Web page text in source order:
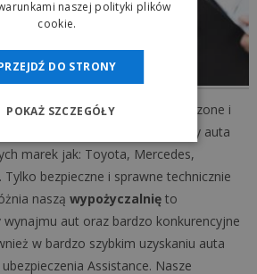
to tylko sprawdzone i
ofercie wynajmu posiadamy auta
marek jak: Toyota, Mercedes,
Tylko bezpieczne i sprawne technicznie
naszą wypożyczalnięto
aut oraz bardzo konkurencyjne
w bardzo szybkim uzyskaniu auta
Assistance. Nasze
naszej polityki plików
cookie.
DO STRONY
POKAŻ SZCZEGÓŁY